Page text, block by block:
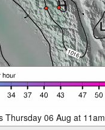
Thursday 06 Aug at 11am